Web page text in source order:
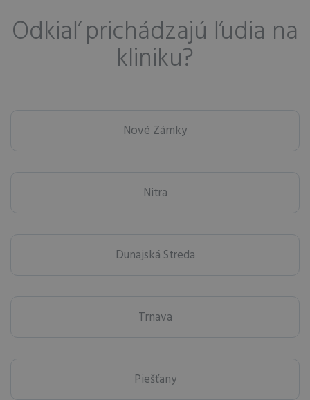
Odkiaľ prichádzajú ľudia na
kliniku?
Nové Zámky
Nitra
Dunajská Streda
Trnava
Piešťany